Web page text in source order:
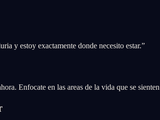
y estoy exactamente donde necesito estar.”
Enfocate en las areas de la vida que se